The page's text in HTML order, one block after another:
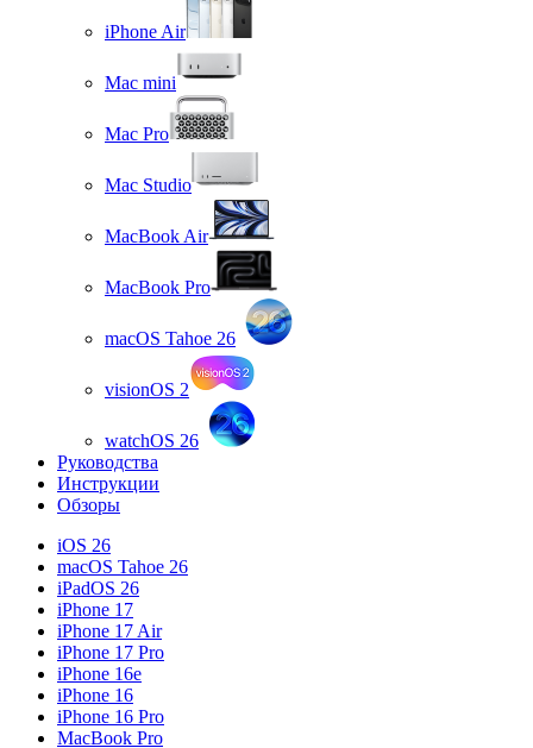
iPhone Air
Mac mini
Mac Pro
Mac Studio
MacBook Air
MacBook Pro
macOS Tahoe 26
visionOS 2
watchOS 26
Руководства
Инструкции
Обзоры
iOS 26
macOS Tahoe 26
iPadOS 26
iPhone 17
iPhone 17 Air
iPhone 17 Pro
iPhone 16e
iPhone 16
iPhone 16 Pro
MacBook Pro